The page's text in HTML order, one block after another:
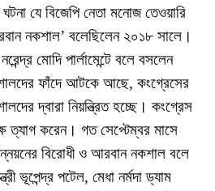
যে বিজেপি নেতা মনোজ তেওয়ারি
নকশাল’ বলেছিলেন ২০১৮ সালে।
মোদি পার্লামেন্টে বলে বসলেন
ফাঁদে আটকে আছে, কংগ্রেসের
দ্বারা নিয়ন্ত্রিত হচ্ছে। কংগ্রেস
ত্যাগ করেন। গত সেপ্টেম্বর মাসে
বিরোধী ও আরবান নকশাল বলে
ভূপেন্দ্র পটেল, মেধা নর্মদা ড্যাম